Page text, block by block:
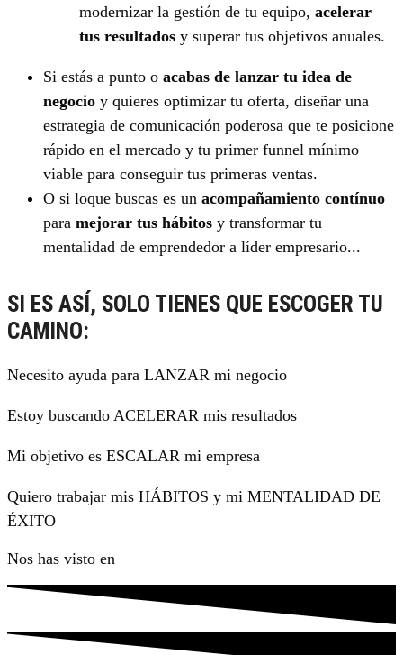
modernizar la gestión de tu equipo, acelerar
tus resultados y superar tus objetivos anuales.
Si estás a punto o acabas de lanzar tu idea de
negocio y quieres optimizar tu oferta, diseñar una
estrategia de comunicación poderosa que te posicione
rápido en el mercado y tu primer funnel mínimo
viable para conseguir tus primeras ventas.
O si loque buscas es un acompañamiento contínuo
para mejorar tus hábitos y transformar tu
mentalidad de emprendedor a líder empresario...
SI ES ASÍ, SOLO TIENES QUE ESCOGER TU
CAMINO:
Necesito ayuda para LANZAR mi negocio
Estoy buscando ACELERAR mis resultados
Mi objetivo es ESCALAR mi empresa
Quiero trabajar mis HÁBITOS y mi MENTALIDAD DE
ÉXITO
Nos has visto en